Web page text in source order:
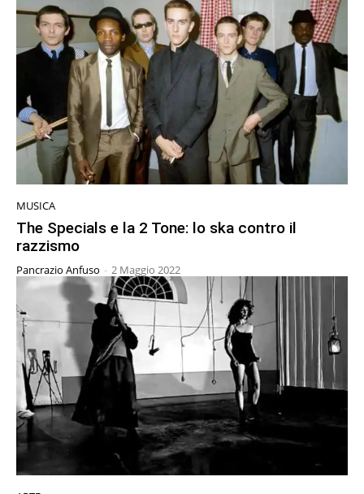
MUSICA
The Specials e la 2 Tone: lo ska contro il
razzismo
Pancrazio Anfuso - 2 Maggio 2022